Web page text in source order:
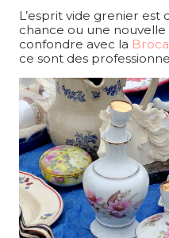
L’esprit vide grenier
chance ou une nouvelle
confondre avec la
ce sont des